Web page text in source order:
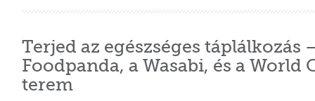
Terjed az egészséges táplálkozás
Foodpanda, a Wasabi, és a World
terem